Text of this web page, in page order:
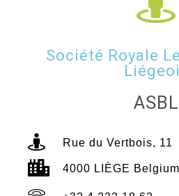
Société Royale
ASBL
Rue du Vertbois, 11
4000 LIÈGE Belgium